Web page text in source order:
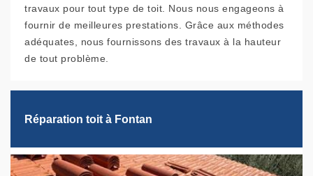
travaux pour tout type de toit. Nous nous engageons à
fournir de meilleures prestations. Grâce aux méthodes
adéquates, nous fournissons des travaux à la hauteur
de tout problème.
Réparation toit à Fontan